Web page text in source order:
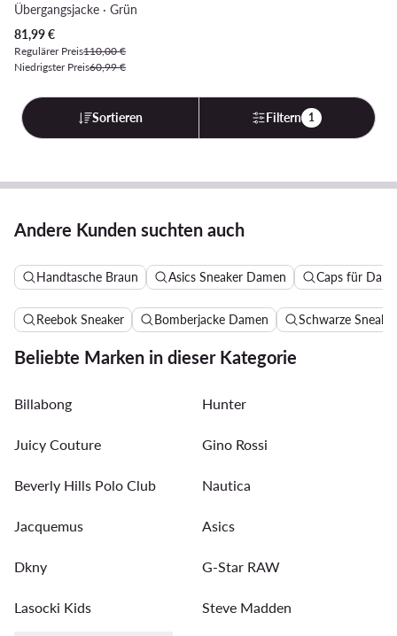
Übergangsjacke · Grün
Aktueller Preis
81,99€
Regulärer Preis110,00 €
Niedrigster Preis60,99 €
Sortieren Filtern 1
Andere Kunden suchten auch
Handtasche Braun Asics Sneaker Damen Caps für
Reebok Sneaker Bomberjacke Damen Schwarze
Beliebte Marken in dieser Kategorie
Billabong Hunter
Juicy Couture Gino Rossi
Beverly Hills Polo Club Nautica
Jacquemus Asics
Dkny G-Star RAW
Lasocki Kids Steve Madden